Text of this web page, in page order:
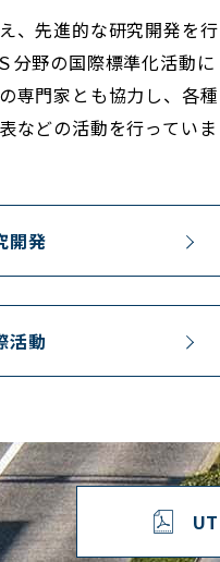
、先進的な研究開発を行
分野の国際標準化活動に
専門家とも協力し、各種
などの活動を行っていま
開発
活動